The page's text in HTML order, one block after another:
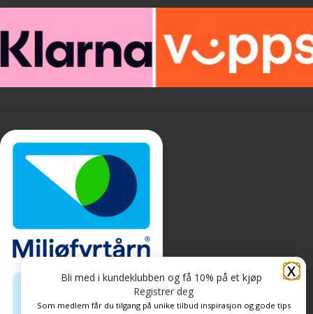
X
Bli med i kundeklubben og få 10% på et kjøp
Registrer deg
Som medlem får du tilgang på unike tilbud inspirasjon og gode tips